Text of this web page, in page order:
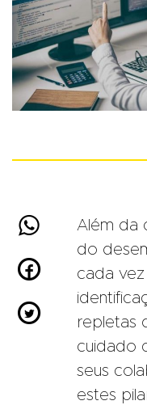



Além da
do
cada vez
repletas
cuidado
seus
estes